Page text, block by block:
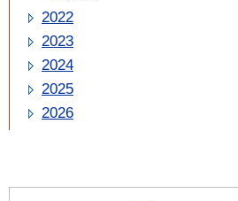
2022
2023
2024
2025
2026